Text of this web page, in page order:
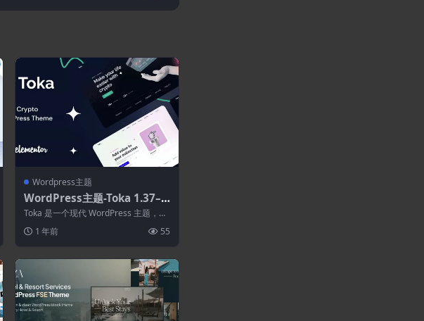
Wordpress主题
WordPress主题-Toka 1.37–N
FT&Crypto WordPress主题
Toka 是一个现代 WordPress 主题，专
1 年前 55